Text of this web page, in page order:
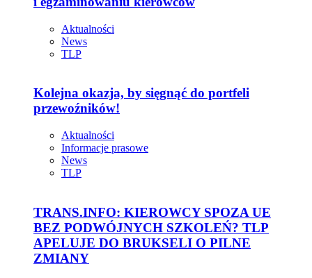
Aktualności
News
TLP
Kolejna okazja, by sięgnąć do portfeli
przewoźników!
Aktualności
Informacje prasowe
News
TLP
TRANS.INFO: KIEROWCY SPOZA UE
BEZ PODWÓJNYCH SZKOLEŃ? TLP
APELUJE DO BRUKSELI O PILNE
ZMIANY